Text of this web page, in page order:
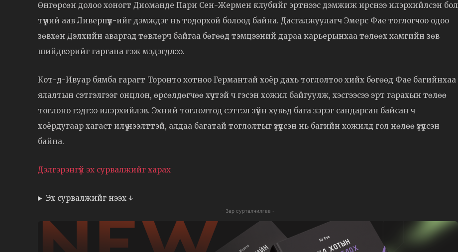
Өнгөрсөн долоо хоногт Диоманде Пари Сен-Жермен клубийг эртнээс дэмжиж ирснээ илэрхийлсэн бол
түүний аав Ливерпүүл-ийг дэмждэг нь тодорхой болоод байна. Дасгалжуулагч Эмерс Фае тоглогчоо одоо
зөвхөн Дэлхийн аваргад төвлөрч байгаа бөгөөд тэмцээний дараа карьерынхаа төлөөх хамгийн зөв
шийдвэрийг гаргана гэж мэдэгдлээ.
Кот-д-Ивуар бямба гарагт Торонто хотноо Германтай хоёр дахь тоглолтоо хийх бөгөөд Фае багийнхаа
ялалтын сэтгэлгээг онцлон, өрсөлдөгчөө хүчтэй ч гэсэн хожил байгуулж, хэсгээсээ эрт гарахын төлөө
тоглоно гэдгээ илэрхийлэв. Эхний тоглолтод сэтгэл зүйн хувьд бага зэрэг сандарсан байсан ч
хоёрдугаар хагаст илүү нээлттэй, алдаа багатай тоглолтыг үзүүлсэн нь багийн хожилд гол нөлөө үзүүлсэн
байна.
Дэлгэрэнгүй эх сурвалжийг харах
Эх сурвалжийг нээх ↓
- Зар сурталчилгаа -